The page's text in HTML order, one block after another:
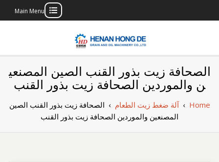
Main Menu
بناء مصنع إنتاج
الزيوت النباتية
الخاص بك
الصحافة زيت بذور القنب الصين المصنعي
ن والموردين الصحافة زيت بذور القنب
Home
›آلة ضغط زيت الطعام › الصحافة زيت بذور القنب الصين
المصنعين والموردين الصحافة زيت بذور القنب